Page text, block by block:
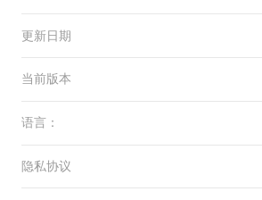
更新日期
当前版本
语言：
隐私协议